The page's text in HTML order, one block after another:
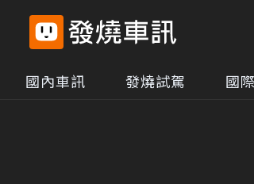
國內車訊 發燒試駕 國